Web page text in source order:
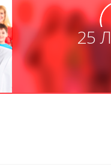
25